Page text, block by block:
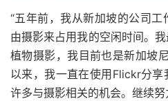
“五年前，我从新加坡的公司
由摄影来占用我的空闲时间。
植物摄影，我目前也是新加坡
以来，我一直在使用Flickr分
许多与摄影相关的机会。继续努